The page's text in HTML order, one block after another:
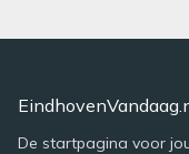
De startpagina voor